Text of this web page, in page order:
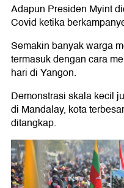
Adapun Presiden Myint
Covid ketika
Semakin banyak warga
termasuk dengan cara
hari di Yangon.
Demonstrasi skala kecil
di Mandalay, kota
ditangkap.